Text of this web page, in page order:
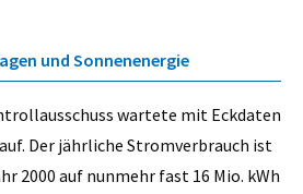
und Sonnenenergie
wartete mit Eckdaten
Der jährliche Stromverbrauch ist
2000 auf nunmehr fast 16 Mio. kWh